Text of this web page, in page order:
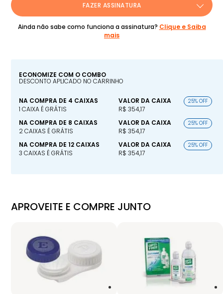
FAZER ASSINATURA
Ainda não sabe como funciona a assinatura? Clique e Saiba
mais
ECONOMIZE COM O COMBO
DESCONTO APLICADO NO CARRINHO
NA COMPRA DE 4 CAIXAS
1 CAIXA É GRÁTIS
VALOR DA CAIXA
R$ 354,17
25% OFF
NA COMPRA DE 8 CAIXAS
2 CAIXAS É GRÁTIS
VALOR DA CAIXA
R$ 354,17
25% OFF
NA COMPRA DE 12 CAIXAS
3 CAIXAS É GRÁTIS
VALOR DA CAIXA
R$ 354,17
25% OFF
APROVEITE E COMPRE JUNTO